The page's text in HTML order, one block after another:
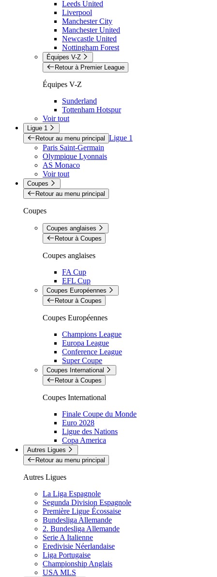
Leeds United
Liverpool
Manchester City
Manchester United
Newcastle United
Nottingham Forest
Équipes V-Z
Retour à Premier League
Équipes V-Z
Sunderland
Tottenham Hotspur
Voir tout
Ligue 1
Retour au menu principal Ligue 1
Paris Saint-Germain
Olympique Lyonnais
AS Monaco
Voir tout
Coupes
Retour au menu principal
Coupes
Coupes anglaises
Retour à Coupes
Coupes anglaises
FA Cup
EFL Cup
Coupes Européennes
Retour à Coupes
Coupes Européennes
Champions League
Europa League
Conference League
Super Coupe
Coupes International
Retour à Coupes
Coupes International
Finale Coupe du Monde
Euro 2028
Ligue des Nations
Copa America
Autres Ligues
Retour au menu principal
Autres Ligues
La Liga Espagnole
Segunda Division Espagnole
Première Ligue Écossaise
Bundesliga Allemande
2. Bundesliga Allemande
Serie A Italienne
Eredivisie Néerlandaise
Liga Portugaise
Championship Anglais
USA MLS